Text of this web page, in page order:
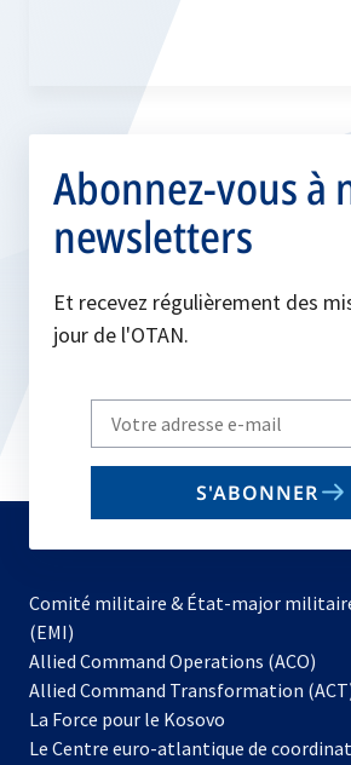
Abonnez-vous à
newsletters
Et recevez régulièrement des
jour de l'OTAN.
Write
your
email
S'ABONNER
Comité militaire & État-major
(EMI)
Allied Command Operations (ACO)
Allied Command Transformation
La Force pour le Kosovo
dans
Le Centre euro-atlantique de